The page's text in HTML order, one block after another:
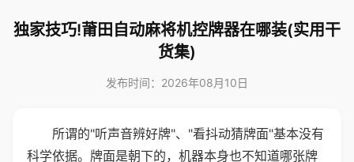
独家技巧!莆田自动麻将机控牌器在哪装(实用干
货集)
发布时间：2026年08月10日
所谓的"听声音辨好牌"、"看抖动猜牌面"基本没有
科学依据。牌面是朝下的，机器本身也不知道哪张牌